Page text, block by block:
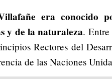
era conocido
y de la naturaleza.
Rectores del
de las Naciones